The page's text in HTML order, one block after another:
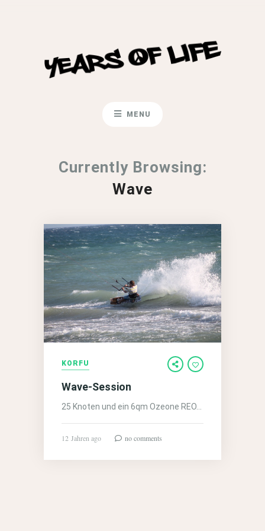
MENU
Currently Browsing:
Wave
KORFU
Wave-Session
25 Knoten und ein 6qm Ozeone REO…
12 Jahren ago no comments